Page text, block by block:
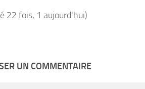
22 fois, 1 aujourd'hui)
UN COMMENTAIRE